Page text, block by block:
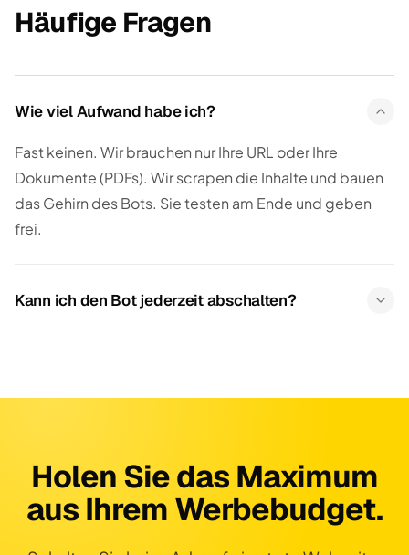
Häufige Fragen
Wie viel Aufwand habe ich?
Fast keinen. Wir brauchen nur Ihre URL oder Ihre
Dokumente (PDFs). Wir scrapen die Inhalte und bauen
das Gehirn des Bots. Sie testen am Ende und geben
frei.
Kann ich den Bot jederzeit abschalten?
Holen Sie das Maximum
aus Ihrem Werbebudget.